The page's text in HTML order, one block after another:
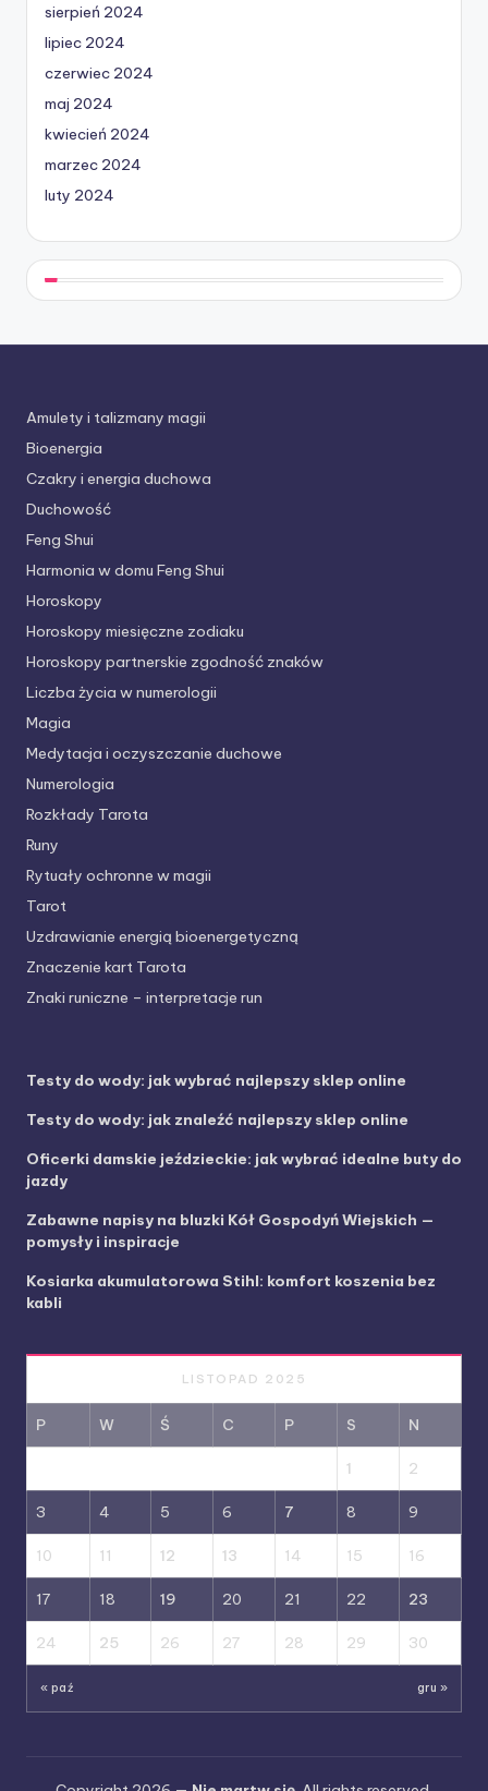
sierpień 2024
lipiec 2024
czerwiec 2024
maj 2024
kwiecień 2024
marzec 2024
luty 2024
Amulety i talizmany magii
Bioenergia
Czakry i energia duchowa
Duchowość
Feng Shui
Harmonia w domu Feng Shui
Horoskopy
Horoskopy miesięczne zodiaku
Horoskopy partnerskie zgodność znaków
Liczba życia w numerologii
Magia
Medytacja i oczyszczanie duchowe
Numerologia
Rozkłady Tarota
Runy
Rytuały ochronne w magii
Tarot
Uzdrawianie energią bioenergetyczną
Znaczenie kart Tarota
Znaki runiczne – interpretacje run
Testy do wody: jak wybrać najlepszy sklep online
Testy do wody: jak znaleźć najlepszy sklep online
Oficerki damskie jeździeckie: jak wybrać idealne buty do
jazdy
Zabawne napisy na bluzki Kół Gospodyń Wiejskich —
pomysły i inspiracje
Kosiarka akumulatorowa Stihl: komfort koszenia bez
kabli
LISTOPAD 2025
P W Ś C P S N
1 2
3 4 5 6 7 8 9
10 11 12 13 14 15 16
17 18 19 20 21 22 23
24 25 26 27 28 29 30
« paź gru »